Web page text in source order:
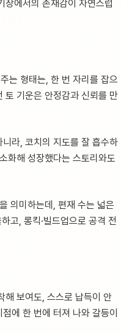
장에서의 존재감이 자연스럽
는 형태는, 한 번 자리를 잡으
토 기운은 안정감과 신뢰를 만
라, 코치의 지도를 잘 흡수하
화해 성장했다는 스토리와도
의미하는데, 편재 수는 넓은
고, 롱킥·빌드업으로 공격 전
해 보여도, 스스로 납득이 안
에 한 번에 터져 나와 갈등이